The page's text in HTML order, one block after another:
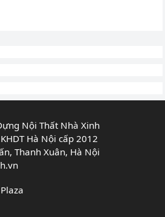
Nội Thất Nhà Xinh
Hà Nội cấp 2012
Thanh Xuân, Hà Nội